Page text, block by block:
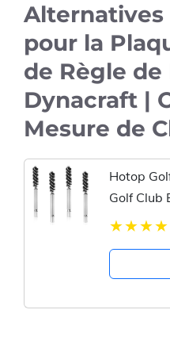
pour la
de Règle de
Dynacraft |
Mesure de
Hotop
Golf Club
Cleaning